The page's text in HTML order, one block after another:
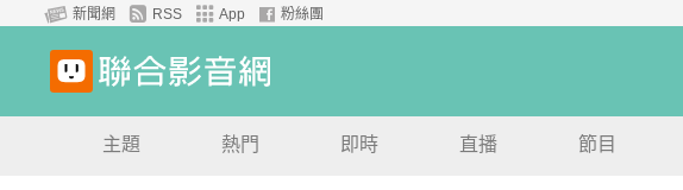
新聞網 RSS App 粉絲團
主題 熱門 即時 直播 節目